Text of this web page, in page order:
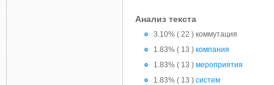
Анализ текста
3.10% ( 22 ) коммутация
1.83% ( 13 ) компания
1.83% ( 13 ) мероприятия
1.83% ( 13 ) систем